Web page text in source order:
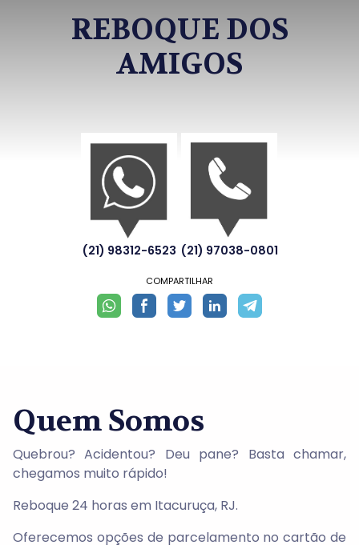
REBOQUE DOS
AMIGOS
(21) 98312-6523 (21) 97038-0801
COMPARTILHAR
Quem Somos
Quebrou? Acidentou? Deu pane?
Basta chamar,
chegamos muito rápido!
Reboque 24 horas em Itacuruça, RJ.
Oferecemos opções de parcelamento no cartão de